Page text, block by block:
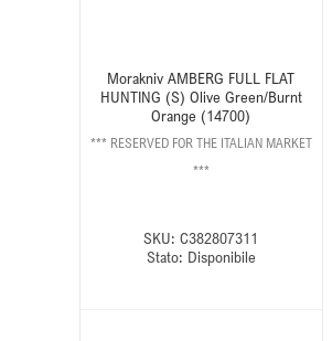
Morakniv AMBERG FULL FLAT
HUNTING (S) Olive Green/Burnt
Orange (14700)
*** RESERVED FOR THE ITALIAN MARKET
***
SKU: C382807311
Stato: Disponibile